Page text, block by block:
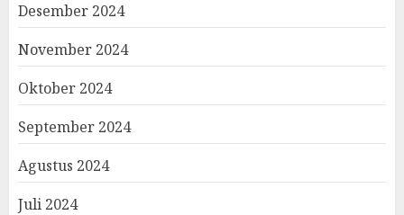
Desember 2024
November 2024
Oktober 2024
September 2024
Agustus 2024
Juli 2024